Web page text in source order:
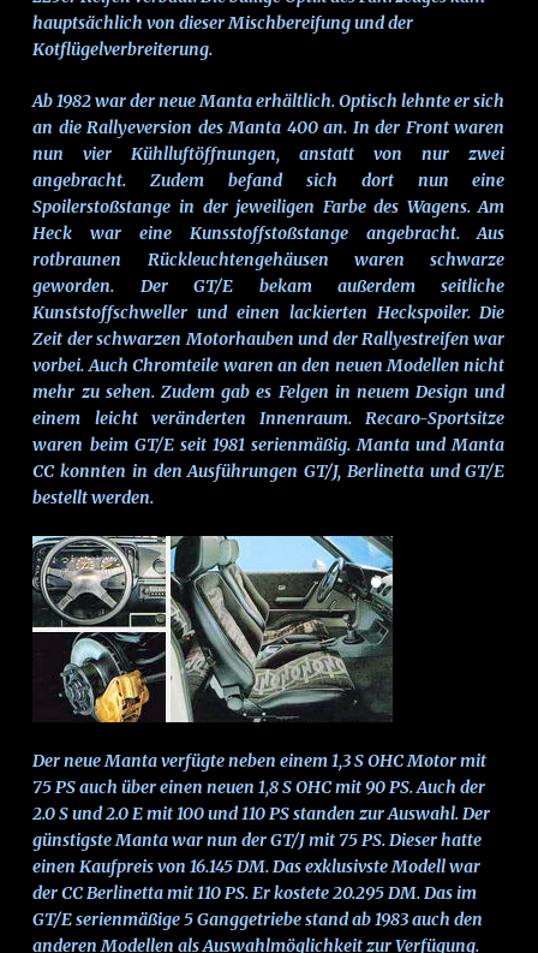
hauptsächlich von dieser Mischbereifung und der
Kotflügelverbreiterung.
Ab 1982 war der neue Manta erhältlich. Optisch lehnte er sich
an die Rallyeversion des Manta 400 an. In der Front waren
nun vier Kühlluftöffnungen, anstatt von nur zwei
angebracht. Zudem befand sich dort nun eine
Spoilerstoßstange in der jeweiligen Farbe des Wagens. Am
Heck war eine Kunsstoffstoßstange angebracht. Aus
rotbraunen Rückleuchtengehäusen waren schwarze
geworden. Der GT/E bekam außerdem seitliche
Kunststoffschweller und einen lackierten Heckspoiler. Die
Zeit der schwarzen Motorhauben und der Rallyestreifen war
vorbei. Auch Chromteile waren an den neuen Modellen nicht
mehr zu sehen. Zudem gab es Felgen in neuem Design und
einem leicht veränderten Innenraum. Recaro-Sportsitze
waren beim GT/E seit 1981 serienmäßig. Manta und Manta
CC konnten in den Ausführungen GT/J, Berlinetta und GT/E
bestellt werden.
Der neue Manta verfügte neben einem 1,3 S OHC Motor mit
75 PS auch über einen neuen 1,8 S OHC mit 90 PS. Auch der
2.0 S und 2.0 E mit 100 und 110 PS standen zur Auswahl. Der
günstigste Manta war nun der GT/J mit 75 PS. Dieser hatte
einen Kaufpreis von 16.145 DM. Das exklusivste Modell war
der CC Berlinetta mit 110 PS. Er kostete 20.295 DM. Das im
GT/E serienmäßige 5 Ganggetriebe stand ab 1983 auch den
anderen Modellen als Auswahlmöglichkeit zur Verfügung.